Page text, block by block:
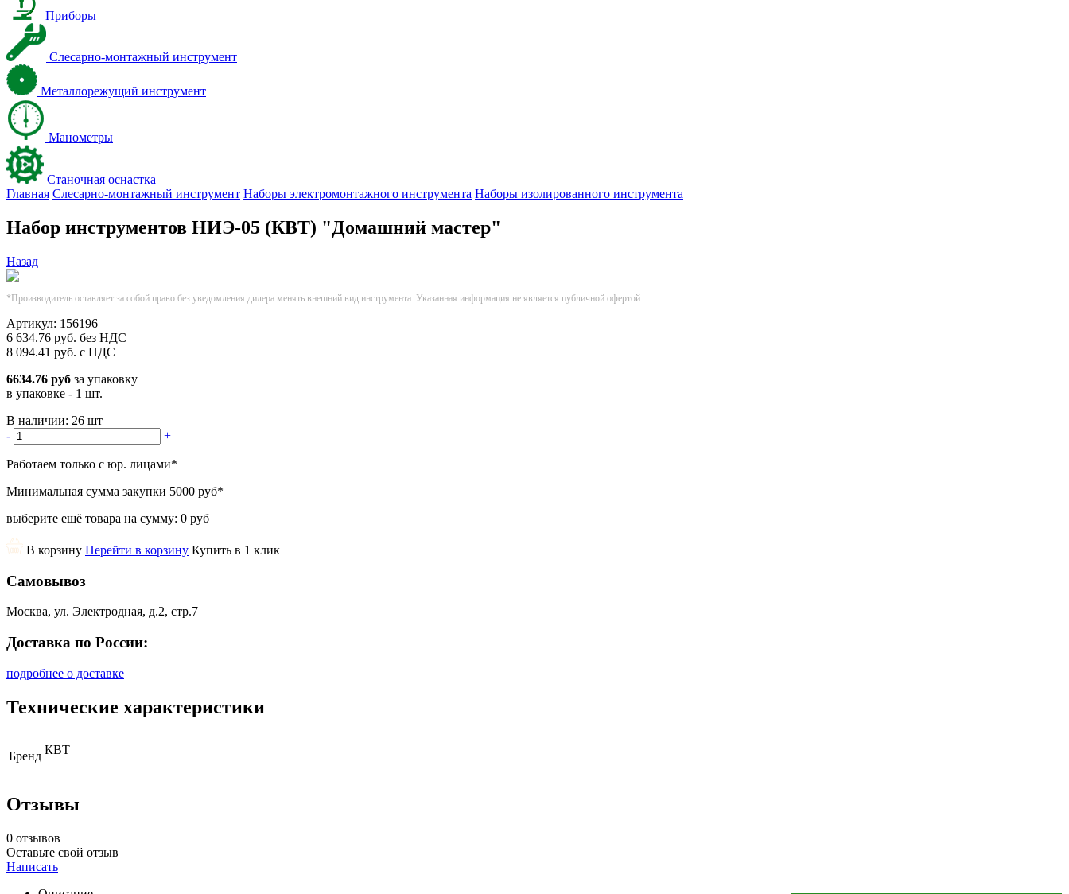
Приборы
Слесарно-монтажный инструмент
Металлорежущий инструмент
Манометры
Станочная оснастка
Главная Слесарно-монтажный инструмент Наборы электромонтажного инструмента Наборы изолированного инструмента
Набор инструментов НИЭ-05 (КВТ) "Домашний мастер"
Назад
*Производитель оставляет за собой право без уведомления дилера менять внешний вид инструмента. Указанная информация не является публичной офертой.
Артикул: 156196
6 634.76 руб. без НДС
8 094.41 руб. с НДС
6634.76 руб за упаковку
в упаковке - 1 шт.
В наличии: 26 шт
-
+
Работаем только с юр. лицами*
Минимальная сумма закупки 5000 руб*
выберите ещё товара на сумму: 0 руб
В корзину Перейти в корзину Купить в 1 клик
Самовывоз
Москва, ул. Электродная, д.2, стр.7
Доставка по России:
подробнее о доставке
Технические характеристики
Бренд КВТ
Отзывы
0 отзывов
Оставьте свой отзыв
Написать